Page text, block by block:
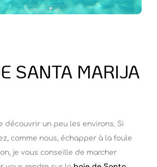
SANTA MARIJA
découvrir un peu les environs. Si
comme nous, échapper à la foule
je vous conseille de marcher